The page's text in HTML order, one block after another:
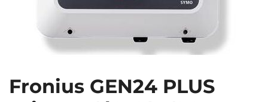
Fronius GEN24 PLUS